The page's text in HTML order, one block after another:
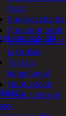
terät
Puuporanterät
ja istukat
Teräs ja
kuppiharjat
Upotusterät
tikkaat, työtasot